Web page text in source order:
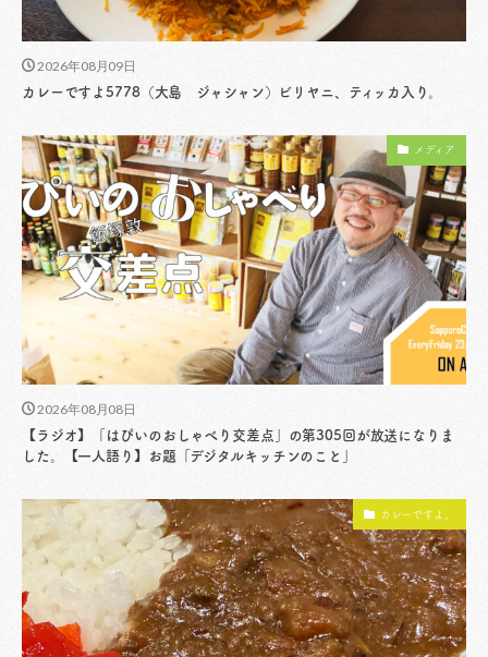
2026年08月09日
カレーですよ5778（大島 ジャシャン）ビリヤニ、ティッカ入り。
メディア
2026年08月08日
【ラジオ】「はぴいのおしゃべり交差点」の第305回が放送になりま
した。【一人語り】お題「デジタルキッチンのこと」
カレーですよ。